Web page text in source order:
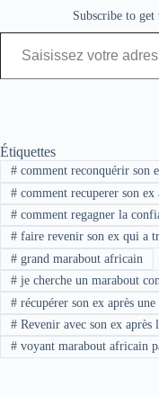
Subscribe to get
Étiquettes
#comment reconquérir son
#comment recuperer son
#comment regagner la
#faire revenir son ex qui a
#grand marabout africain
#je cherche un marabout
#récupérer son ex après
#Revenir avec son ex après
#voyant marabout africain